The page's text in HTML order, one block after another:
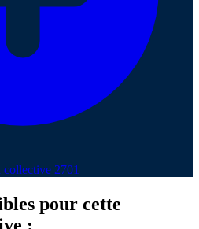
2701
pour cette
: